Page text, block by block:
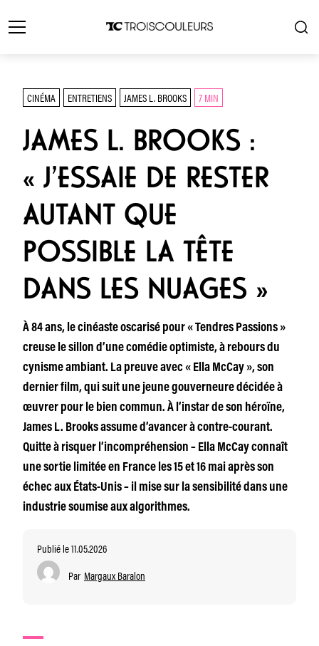
CINÉMA ENTRETIENS JAMES L. BROOKS 7 MIN
JAMES L. BROOKS :
« J’ESSAIE DE RESTER
AUTANT QUE
POSSIBLE LA TÊTE
DANS LES NUAGES »
À 84 ans, le cinéaste oscarisé pour « Tendres Passions »
creuse le sillon d’une comédie optimiste, à rebours du
cynisme ambiant. La preuve avec « Ella McCay », son
dernier film, qui suit une jeune gouverneure décidée à
œuvrer pour le bien commun. À l’instar de son héroïne,
James L. Brooks assume d’avancer à contre-courant.
Quitte à risquer l’incompréhension – Ella McCay connaît
une sortie limitée en France les 15 et 16 mai après son
échec aux États-Unis – il mise sur la sensibilité dans une
industrie soumise aux algorithmes.
Publié le 11.05.2026
Par Margaux Baralon